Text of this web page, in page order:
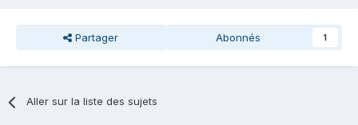
Partager Abonnés 1
Aller sur la liste des sujets